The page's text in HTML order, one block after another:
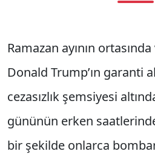
Ramazan ayının
Donald Trump’ın garanti
cezasızlık şemsiyesi
gününün erken
bir şekilde onlarca